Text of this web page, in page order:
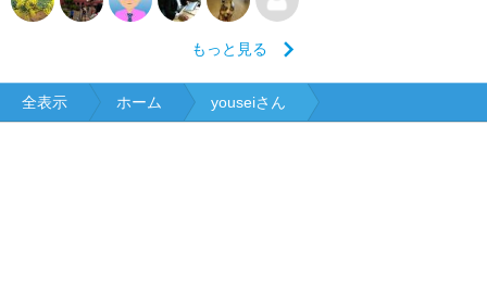
もっと見る
全表示 ホーム youseiさん